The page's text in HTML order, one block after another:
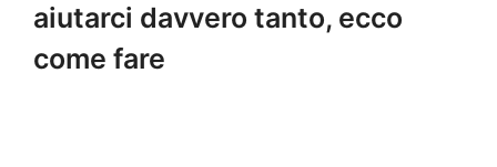
aiutarci davvero tanto, ecco
come fare